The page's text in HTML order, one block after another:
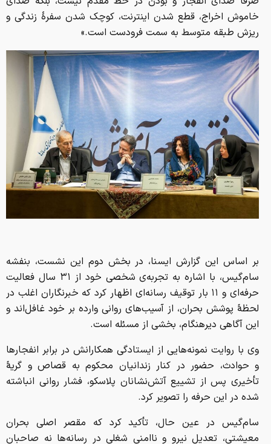
خاموش اخراج، قطع شدن اینترنت، کوچک شدن سفرهٔ زندگی و
ریزش طبقه متوسط به سمت فرودست است.»
بر اساس این گزارش ایسنا، در بخش دوم این نشست، بنفشه
سام‌گیس، با اشاره به تجربه‌ی شخصی خود از ۳۱ سال فعالیت
حرفه‌ای و ۱۱ بار توقیف رسانه‌ای اظهار کرد که خبرنگاران اغلب در
لحظهٔ پوشش بحران، از آسیب‌های روانی وارده بر خود غافل‌اند و
این آگاهی دیرهنگام، بخشی از مسئله است.
وی با روایت نمونه‌هایی از ایستادگی همکارانش در برابر انفجارها
و حوادث، حضور در کنار زندانیان محکوم به قصاص و گریهٔ
تأخیری پس از تشییع آتش‌نشانان پلاسکو، فشار روانی انباشته
شده در این حرفه را تصویر کرد.
سام‌گیس در عین حال، تأکید کرد که مقصر اصلی بحران
معیشتی، تعدیل نیرو و ناامنی شغلی در رسانه‌ها نه صاحبان